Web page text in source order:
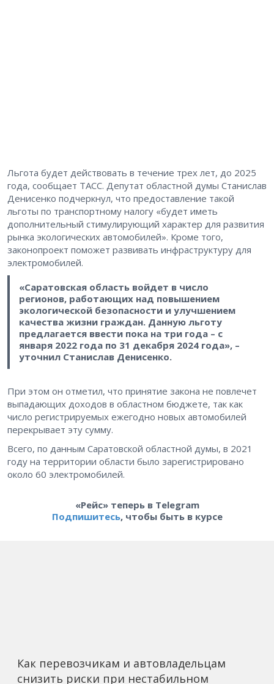
Льгота будет действовать в течение трех лет, до 2025
года, сообщает ТАСС. Депутат областной думы Станислав
Денисенко подчеркнул, что предоставление такой
льготы по транспортному налогу «будет иметь
дополнительный стимулирующий характер для развития
рынка экологических автомобилей». Кроме того,
законопроект поможет развивать инфраструктуру для
электромобилей.
«Саратовская область войдет в число
регионов, работающих над повышением
экологической безопасности и улучшением
качества жизни граждан. Данную льготу
предлагается ввести пока на три года – с
января 2022 года по 31 декабря 2024 года», –
уточнил Станислав Денисенко.
При этом он отметил, что принятие закона не повлечет
выпадающих доходов в областном бюджете, так как
число регистрируемых ежегодно новых автомобилей
перекрывает эту сумму.
Всего, по данным Саратовской областной думы, в 2021
году на территории области было зарегистрировано
около 60 электромобилей.
«Рейс» теперь в Telegram
Подпишитесь, чтобы быть в курсе
Как перевозчикам и автовладельцам
снизить риски при нестабильном